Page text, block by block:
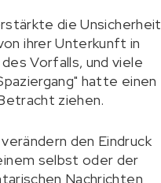
die Unsicherheit
ihrer Unterkunft in
Vorfalls, und viele
hatte einen
ziehen.
den Eindruck
selbst oder der
Nachrichten